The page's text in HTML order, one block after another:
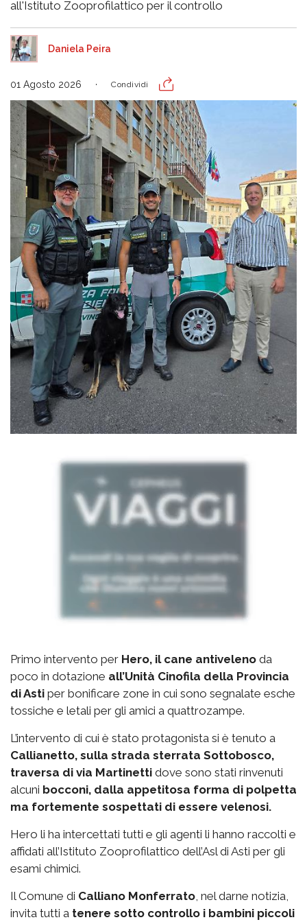
all'Istituto Zooprofilattico per il controllo
Daniela Peira
01 Agosto 2026 Condividi
Primo intervento per Hero, il cane antiveleno da
poco in dotazione all’Unità Cinofila della Provincia
di Asti per bonificare zone in cui sono segnalate esche
tossiche e letali per gli amici a quattrozampe.
L’intervento di cui è stato protagonista si è tenuto a
Callianetto, sulla strada sterrata Sottobosco,
traversa di via Martinetti dove sono stati rinvenuti
alcuni bocconi, dalla appetitosa forma di polpetta
ma fortemente sospettati di essere velenosi.
Hero li ha intercettati tutti e gli agenti li hanno raccolti e
affidati all’Istituto Zooprofilattico dell’Asl di Asti per gli
esami chimici.
Il Comune di Calliano Monferrato, nel darne notizia,
invita tutti a tenere sotto controllo i bambini piccoli